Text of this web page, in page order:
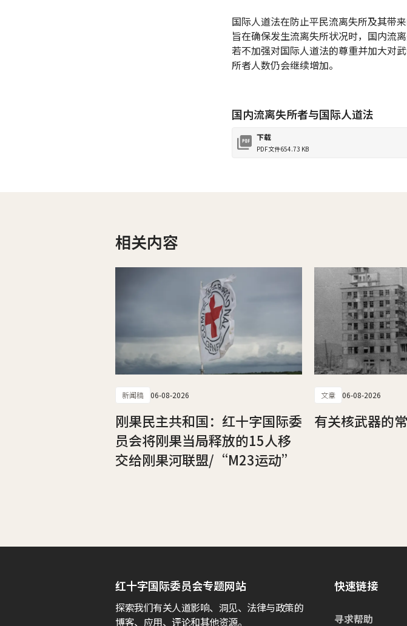
国际人道法在防止平民流离失所及其带
旨在确保发生流离失所状况时，国内流
若不加强对国际人道法的尊重并加大对
所者人数仍会继续增加。
国内流离失所者与国际人道法
下载
PDF文件654.73 KB
相关内容
新闻稿 06-08-2026
刚果民主共和国：红十字国际委
员会将刚果当局释放的15人移
交给刚果河联盟/“M23运动”
文章 06-08-2026
有关核武器的
红十字国际委员会专题网站
探索我们有关人道影响、洞见、法律与政策的
博客、应用、评论和其他资源。
快速链接
寻求帮助